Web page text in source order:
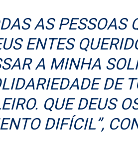
AS PESSOAS
ENTES
A MINHA
DE
QUE DEUS
DIFÍCIL”,